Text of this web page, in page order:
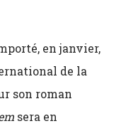
en janvier,
de la
son roman
sera en